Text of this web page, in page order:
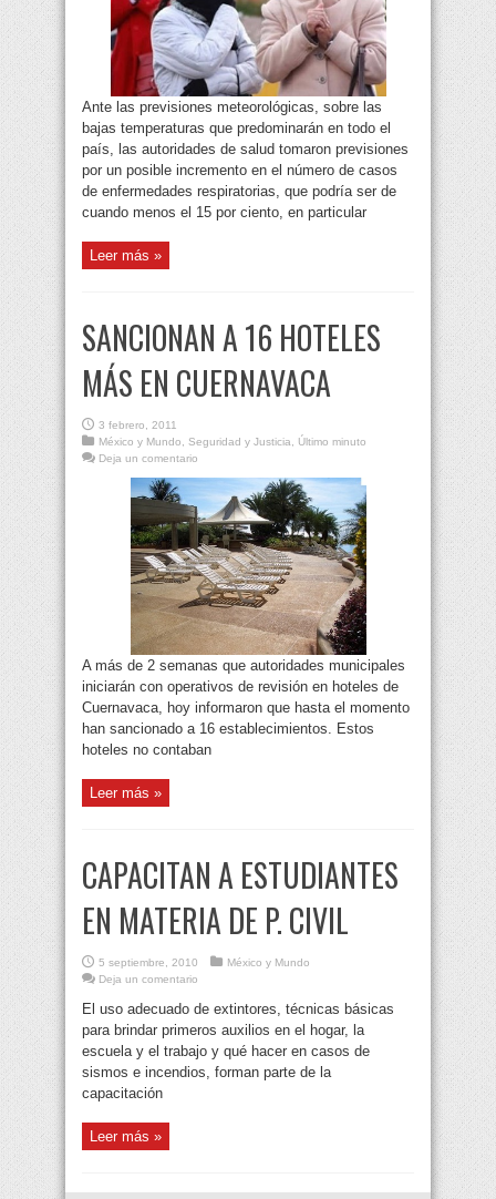
Ante las previsiones meteorológicas, sobre las
bajas temperaturas que predominarán en todo el
país, las autoridades de salud tomaron previsiones
por un posible incremento en el número de casos
de enfermedades respiratorias, que podría ser de
cuando menos el 15 por ciento, en particular
Leer más »
SANCIONAN A 16 HOTELES
MÁS EN CUERNAVACA
3 febrero, 2011
México y Mundo
Seguridad y Justicia
Último minuto
Deja un comentario
A más de 2 semanas que autoridades municipales
iniciarán con operativos de revisión en hoteles de
Cuernavaca, hoy informaron que hasta el momento
han sancionado a 16 establecimientos. Estos
hoteles no contaban
Leer más »
CAPACITAN A ESTUDIANTES
EN MATERIA DE P. CIVIL
5 septiembre, 2010
México y Mundo
Deja un comentario
El uso adecuado de extintores, técnicas básicas
para brindar primeros auxilios en el hogar, la
escuela y el trabajo y qué hacer en casos de
sismos e incendios, forman parte de la
capacitación
Leer más »